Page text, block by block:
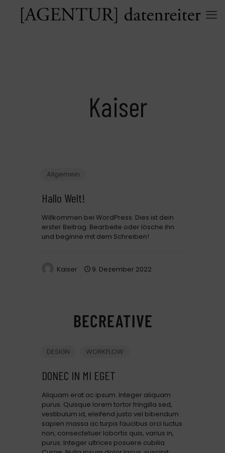
Kaiser
Allgemein
Hallo Welt!
Willkommen bei WordPress. Dies ist dein
erster Beitrag. Bearbeite oder lösche ihn
und beginne mit dem Schreiben!
Kaiser 9. Dezember 2022
DESIGN WORKFLOW
DONEC IN MI EGET
Aliquam erat ac ipsum. Integer aliquam
purus. Quisque lorem tortor fringilla sed,
vestibulum id, eleifend justo vel bibendum
sapien massa ac turpis faucibus orci luctus
non, consectetuer lobortis quis, varius in,
purus. Integer ultrices posuere cubilia